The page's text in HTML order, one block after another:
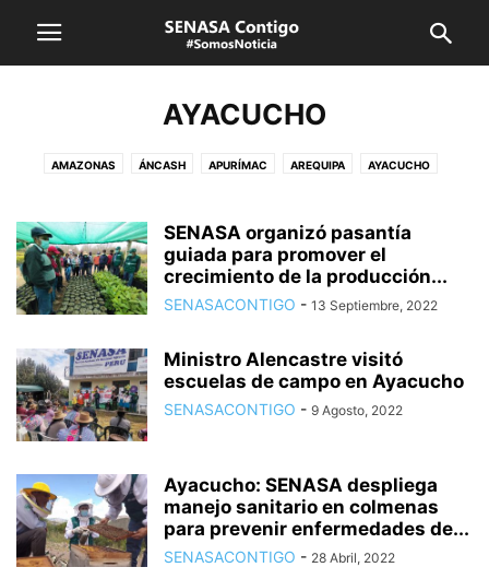
AYACUCHO
AMAZONAS ÁNCASH APURÍMAC AREQUIPA AYACUCHO
LA LIBERTAD LIMA CALLAO LORETO
MADRE DE DIOS MOQUEGUA PASCO PIURA PUNO
SAN MARTÍN SENASA TACNA TUMBES UCAYALI VRAEM
SENASA organizó pasantía
guiada para promover el
crecimiento de la producción...
SENASACONTIGO - 13 Septiembre, 2022
Ministro Alencastre visitó
escuelas de campo en Ayacucho
SENASACONTIGO - 9 Agosto, 2022
Ayacucho: SENASA despliega
manejo sanitario en colmenas
para prevenir enfermedades de...
SENASACONTIGO - 28 Abril, 2022